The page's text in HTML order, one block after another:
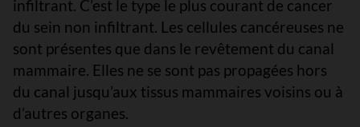
infiltrant. C’est le type le plus courant de cancer
du sein non infiltrant. Les cellules cancéreuses ne
sont présentes que dans le revêtement du canal
mammaire. Elles ne se sont pas propagées hors
du canal jusqu’aux tissus mammaires voisins ou à
d’autres organes.